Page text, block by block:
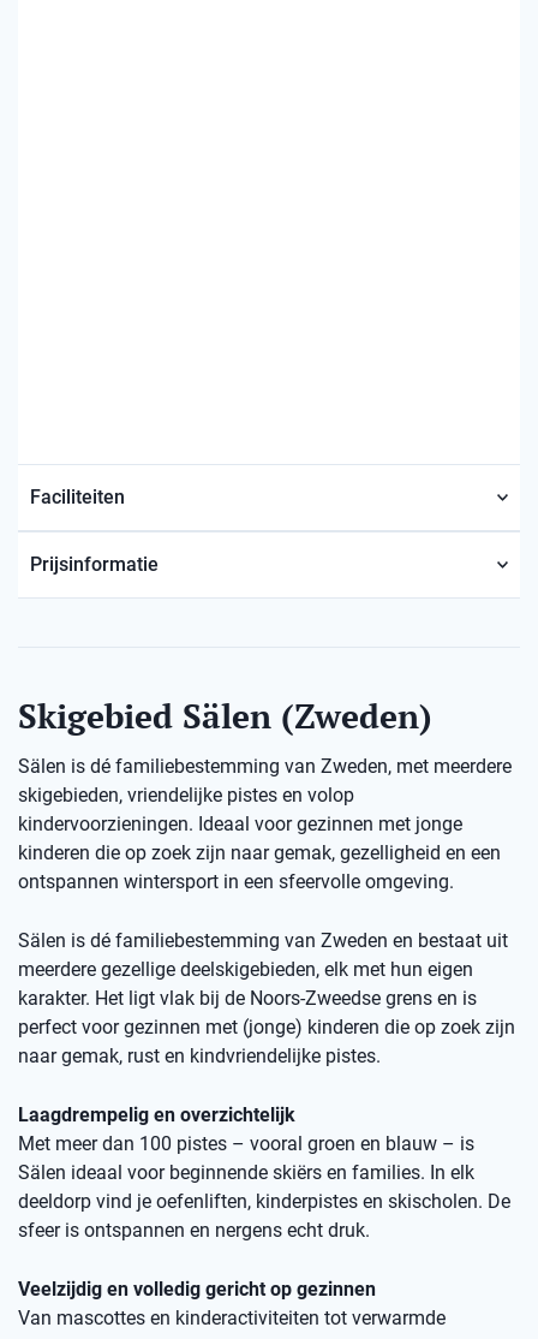
Faciliteiten
Prijsinformatie
Skigebied Sälen (Zweden)
Sälen is dé familiebestemming van Zweden, met meerdere
skigebieden, vriendelijke pistes en volop
kindervoorzieningen. Ideaal voor gezinnen met jonge
kinderen die op zoek zijn naar gemak, gezelligheid en een
ontspannen wintersport in een sfeervolle omgeving.
Sälen is dé familiebestemming van Zweden en bestaat uit
meerdere gezellige deelskigebieden, elk met hun eigen
karakter. Het ligt vlak bij de Noors-Zweedse grens en is
perfect voor gezinnen met (jonge) kinderen die op zoek zijn
naar gemak, rust en kindvriendelijke pistes.
Laagdrempelig en overzichtelijk
Met meer dan 100 pistes – vooral groen en blauw – is
Sälen ideaal voor beginnende skiërs en families. In elk
deeldorp vind je oefenliften, kinderpistes en skischolen. De
sfeer is ontspannen en nergens echt druk.
Veelzijdig en volledig gericht op gezinnen
Van mascottes en kinderactiviteiten tot verwarmde